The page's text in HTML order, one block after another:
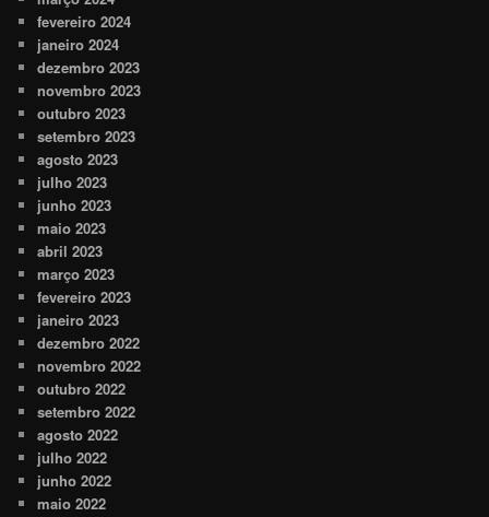
fevereiro 2024
janeiro 2024
dezembro 2023
novembro 2023
outubro 2023
setembro 2023
agosto 2023
julho 2023
junho 2023
maio 2023
abril 2023
março 2023
fevereiro 2023
janeiro 2023
dezembro 2022
novembro 2022
outubro 2022
setembro 2022
agosto 2022
julho 2022
junho 2022
maio 2022